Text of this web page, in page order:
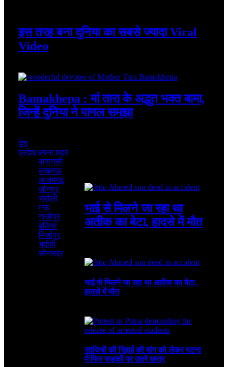
इस तरह बना दुनिया का सबसे ज्यादा Viral
Video
Bamakhepa : मां तारा के अद्भुत भक्त बामा,
जिन्हें दुनिया ने पागल समझा
देश
प्रदेश/अपना शहर
वाराणसी
लखनऊ
आजमगढ़
जौनपुर
चंदौली
मऊ
गाजीपुर
बलिया
मिर्जापुर
भदोही
सोनभद्र
भाई से मिलने जा रहा था
अतीक का बेटा, हादसे में मौत
भाई से मिलने जा रहा था अतीक का बेटा,
हादसे में मौत
साथियों की रिहाई की मांग को लेकर पटना
में फिर सड़कों पर उतरे छात्र